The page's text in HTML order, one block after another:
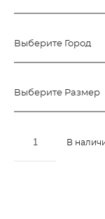
Выберите Город
Выберите Размер
В